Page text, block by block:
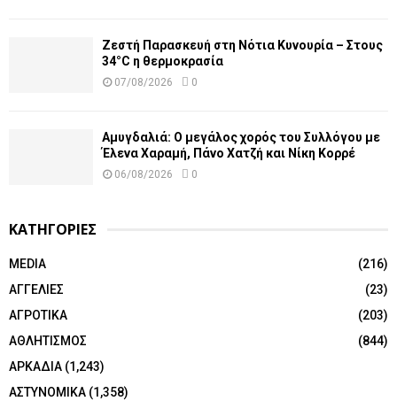
Ζεστή Παρασκευή στη Νότια Κυνουρία – Στους
34°C η θερμοκρασία
07/08/2026 0
Αμυγδαλιά: Ο μεγάλος χορός του Συλλόγου με
Έλενα Χαραμή, Πάνο Χατζή και Νίκη Κορρέ
06/08/2026 0
ΚΑΤΗΓΟΡΙΕΣ
MEDIA
(216)
ΑΓΓΕΛΙΕΣ
(23)
ΑΓΡΟΤΙΚΑ
(203)
ΑΘΛΗΤΙΣΜΟΣ
(844)
ΑΡΚΑΔΙΑ (1,243)
ΑΣΤΥΝΟΜΙΚΑ (1,358)